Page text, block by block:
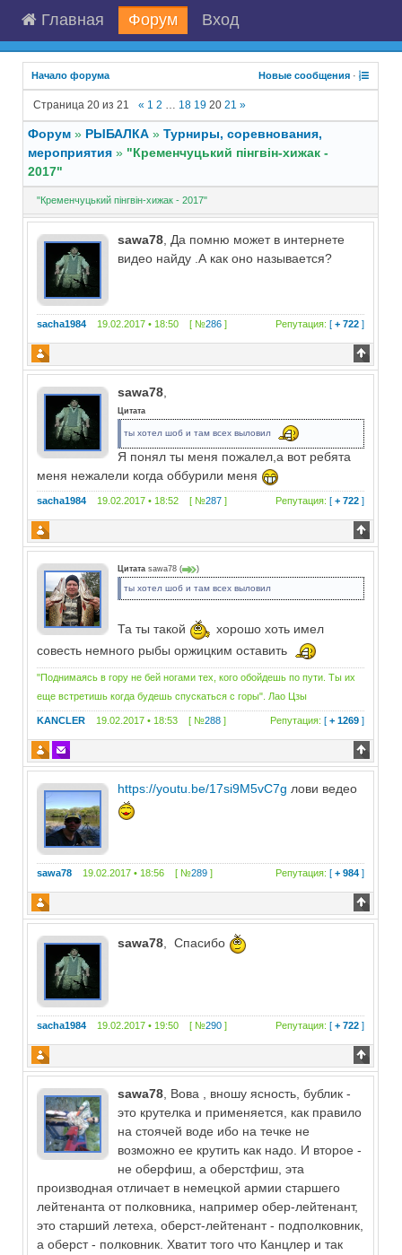
Главная Форум Вход
Начало форума Новые сообщения ·
Страница20 из21 « 1 2 … 18 19 20 21 »
Форум » РЫБАЛКА » Турниры, соревнования,
мероприятия » "Кременчуцький пінгвін-хижак -
2017"
"Кременчуцький пінгвін-хижак - 2017"
sawa78 , Да помню может в интернете
видео найду .А как оно называется?
sacha1984 19.02.2017 • 18:50 [ №286 ] Репутация: [+ 722 ]
sawa78
Цитата
ты хотел шоб и там всех выловил
Я понял ты меня пожалел,а вот ребята
меня нежалели когда оббурили меня
sacha1984 19.02.2017 • 18:52 [ №287 ] Репутация: [+ 722 ]
Цитата sawa78 ( )
ты хотел шоб и там всех выловил
Та ты такой
хорошо хоть имел
совесть немного рыбы оржицким оставить
"Поднимаясь в гору не бей ногами тех, кого обойдешь по пути. Ты их
еще встретишь когда будешь спускаться с горы". Лао Цзы
KANCLER 19.02.2017 • 18:53 [ №288 ] Репутация: [+ 1269 ]
https://youtu.be/17si9M5vC7g лови ведео
sawa78 19.02.2017 • 18:56 [ №289 ] Репутация: [+ 984 ]
sawa78 , Спасибо
sacha1984 19.02.2017 • 19:50 [ №290 ] Репутация: [+ 722 ]
sawa78 , Вова , вношу ясность, бублик -
это крутелка и применяется, как правило
на стоячей воде ибо на течке не
возможно ее крутить как надо. И второе -
не оберфиш, а оберстфиш, эта
производная отличает в немецкой армии старшего
лейтенанта от полковника, например обер-лейтенант,
это старший летеха, оберст-лейтенант - подполковник,
а оберст - полковник. Хватит того что Канцлер и так